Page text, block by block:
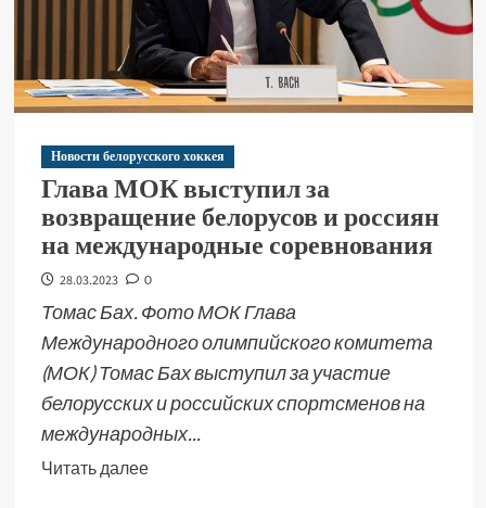
Новости белорусского хоккея
Глава МОК выступил за
возвращение белорусов и россиян
на международные соревнования
28.03.2023 0
Томас Бах. Фото МОК Глава
Международного олимпийского комитета
(МОК) Томас Бах выступил за участие
белорусских и российских спортсменов на
международных...
Читать далее